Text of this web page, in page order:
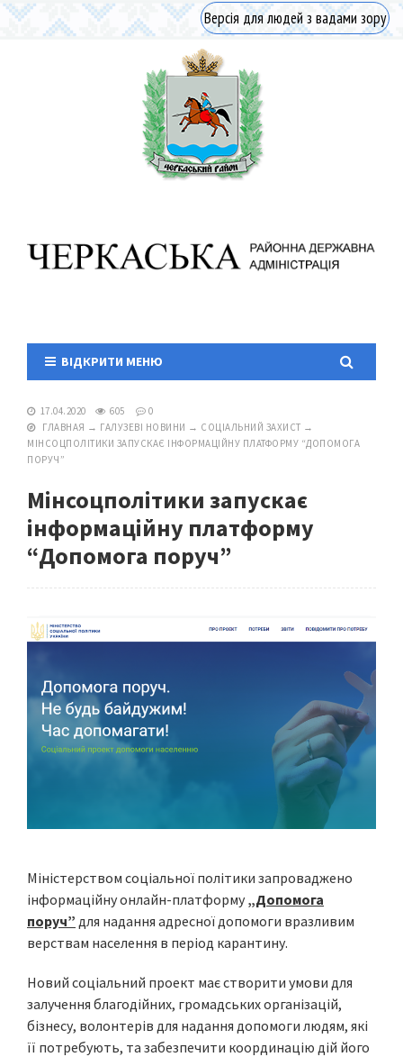
Версія для людей з вадами зору
ВІДКРИТИ МЕНЮ
17.04.2020 605
0
ГЛАВНАЯ → ГАЛУЗЕВІ НОВИНИ → СОЦІАЛЬНИЙ ЗАХИСТ →
МІНСОЦПОЛІТИКИ ЗАПУСКАЄ ІНФОРМАЦІЙНУ ПЛАТФОРМУ “ДОПОМОГА
ПОРУЧ”
Мінсоцполітики запускає
інформаційну платформу
“Допомога поруч”
Міністерством соціальної політики запроваджено
інформаційну онлайн-платформу „Допомога
поруч” для надання адресної допомоги вразливим
верствам населення в період карантину.
Новий соціальний проект має створити умови для
залучення благодійних, громадських організацій,
бізнесу, волонтерів для надання допомоги людям, які
її потребують, та забезпечити координацію дій його